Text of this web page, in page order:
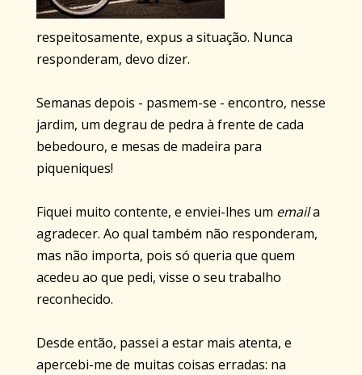
respeitosamente, expus a situação. Nunca
responderam, devo dizer.
Semanas depois - pasmem-se - encontro, nesse
jardim, um degrau de pedra à frente de cada
bebedouro, e mesas de madeira para
piqueniques!
Fiquei muito contente, e enviei-lhes um emaila
agradecer. Ao qual também não responderam,
mas não importa, pois só queria que quem
acedeu ao que pedi, visse o seu trabalho
reconhecido.
Desde então, passei a estar mais atenta, e
apercebi-me de muitas coisas erradas: na